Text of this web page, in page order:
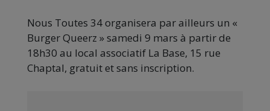
Nous Toutes 34 organisera par ailleurs un «
Burger Queerz » samedi 9 mars à partir de
18h30 au local associatif La Base, 15 rue
Chaptal, gratuit et sans inscription.